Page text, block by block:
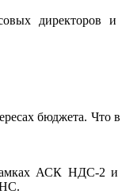
директоров
бюджета.
АСК НДС-2 и